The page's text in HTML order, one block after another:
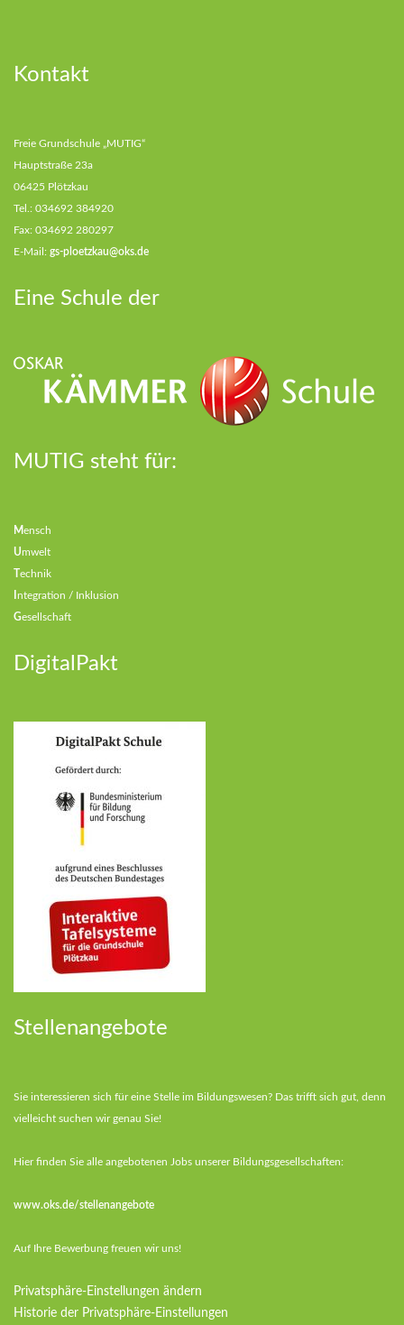
Kontakt
Freie Grundschule „MUTIG“
Hauptstraße 23a
06425 Plötzkau
Tel.: 034692 384920
Fax: 034692 280297
E-Mail: gs-ploetzkau@oks.de
Eine Schule der
MUTIG steht für:
Mensch
Umwelt
Technik
ntegration / Inklusion
Gesellschaft
DigitalPakt
Stellenangebote
Sie interessieren sich für eine Stelle im Bildungswesen? Das trifft sich gut, denn
vielleicht suchen wir genau Sie!
Hier finden Sie alle angebotenen Jobs unserer Bildungsgesellschaften:
www.oks.de/stellenangebote
Auf Ihre Bewerbung freuen wir uns!
Privatsphäre-Einstellungen ändern
Historie der Privatsphäre-Einstellungen